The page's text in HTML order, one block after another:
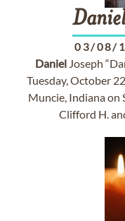
Daniel
03/08/
Daniel Joseph
Tuesday, October
Muncie, Indiana on
Clifford H.